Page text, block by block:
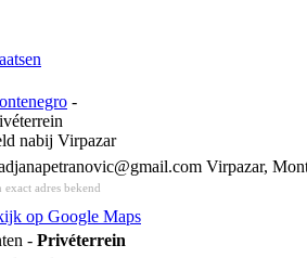
-
nabij Virpazar
Virpazar,
exact adres bekend
op Google Maps
- Privéterrein